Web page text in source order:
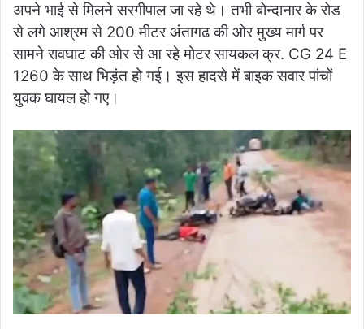
अपने भाई से मिलने सरगीपाल जा रहे थे। तभी बोन्दानार के रोड
से लगे आश्रम से 200 मीटर अंतागढ की ओर मुख्य मार्ग पर
सामने रावघाट की ओर से आ रहे मोटर सायकल क्र. CG 24 E
1260 के साथ भिड़ंत हो गई। इस हादसे में बाइक सवार पांचों
युवक घायल हो गए।